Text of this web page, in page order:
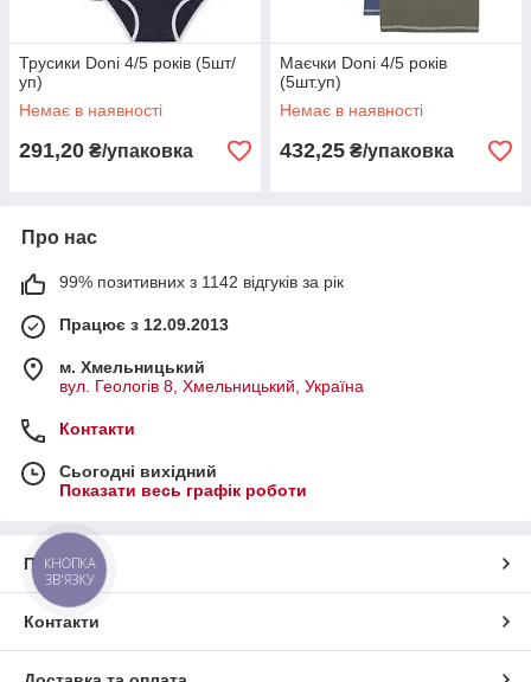
Трусики Donі 4/5 років (5шт/
уп)
Немає в наявності
291,20 ₴/упаковка
Маєчки Donі 4/5 років
(5шт.уп)
Немає в наявності
432,25 ₴/упаковка
Про нас
99% позитивних з 1142 відгуків за рік
Працює з 12.09.2013
м. Хмельницький
вул. Геологів 8, Хмельницький, Україна
Контакти
Сьогодні вихідний
Показати весь графік роботи
Про нас
Контакти
КНОПКА
ЗВ'ЯЗКУ